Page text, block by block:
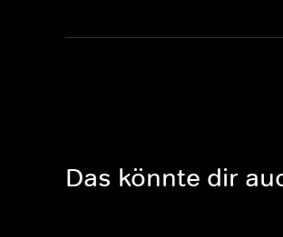
Das könnte dir